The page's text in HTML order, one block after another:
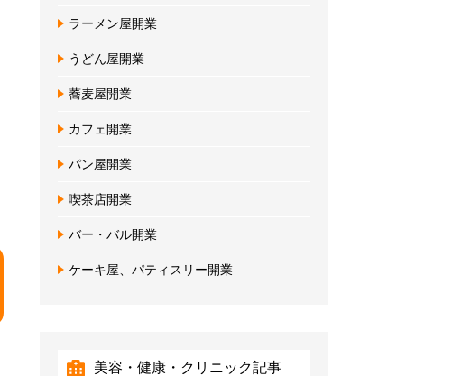
ラーメン屋開業
うどん屋開業
蕎麦屋開業
カフェ開業
パン屋開業
喫茶店開業
バー・バル開業
ケーキ屋、パティスリー開業
美容・健康・クリニック記事